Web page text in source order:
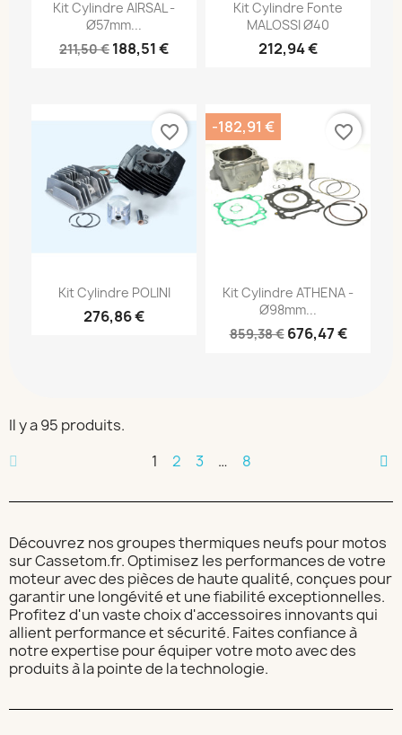
Kit Cylindre AIRSAL -
Ø57mm...
211,50 € 188,51 €
Kit Cylindre Fonte
MALOSSI Ø40
212,94 €
Kit Cylindre POLINI
276,86 €
favorite_border
Kit Cylindre ATHENA -
Ø98mm...
859,38 € 676,47 €
-182,91 € favorite_border
Il y a 95 produits.
1
2 3 … 8
Découvrez nos groupes thermiques neufs pour motos
sur Cassetom.fr. Optimisez les performances de votre
moteur avec des pièces de haute qualité, conçues pour
garantir une longévité et une fiabilité exceptionnelles.
Profitez d'un vaste choix d'accessoires innovants qui
allient performance et sécurité. Faites confiance à
notre expertise pour équiper votre moto avec des
produits à la pointe de la technologie.